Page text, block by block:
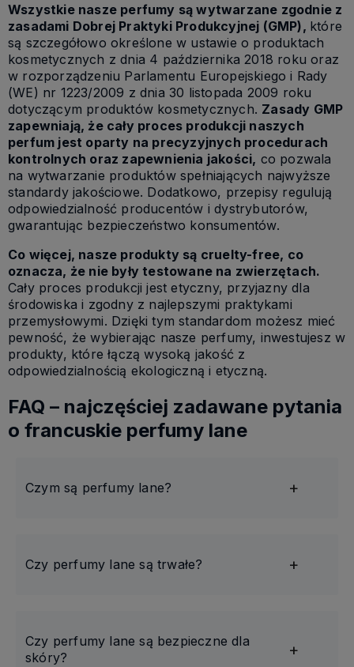
Wszystkie nasze perfumy są wytwarzane zgodnie z
zasadami Dobrej Praktyki Produkcyjnej (GMP), które
są szczegółowo określone w ustawie o produktach
kosmetycznych z dnia 4 października 2018 roku oraz
w rozporządzeniu Parlamentu Europejskiego i Rady
(WE) nr 1223/2009 z dnia 30 listopada 2009 roku
dotyczącym produktów kosmetycznych. Zasady GMP
zapewniają, że cały proces produkcji naszych
perfum jest oparty na precyzyjnych procedurach
kontrolnych oraz zapewnienia jakości, co pozwala
na wytwarzanie produktów spełniających najwyższe
standardy jakościowe. Dodatkowo, przepisy regulują
odpowiedzialność producentów i dystrybutorów,
gwarantując bezpieczeństwo konsumentów.
Co więcej, nasze produkty są cruelty-free, co
oznacza, że nie były testowane na zwierzętach.
Cały proces produkcji jest etyczny, przyjazny dla
środowiska i zgodny z najlepszymi praktykami
przemysłowymi. Dzięki tym standardom możesz mieć
pewność, że wybierając nasze perfumy, inwestujesz w
produkty, które łączą wysoką jakość z
odpowiedzialnością ekologiczną i etyczną.
FAQ – najczęściej zadawane pytania
o francuskie perfumy lane
Czym są perfumy lane?
Czy perfumy lane są trwałe?
Czy perfumy lane są bezpieczne dla
skóry?